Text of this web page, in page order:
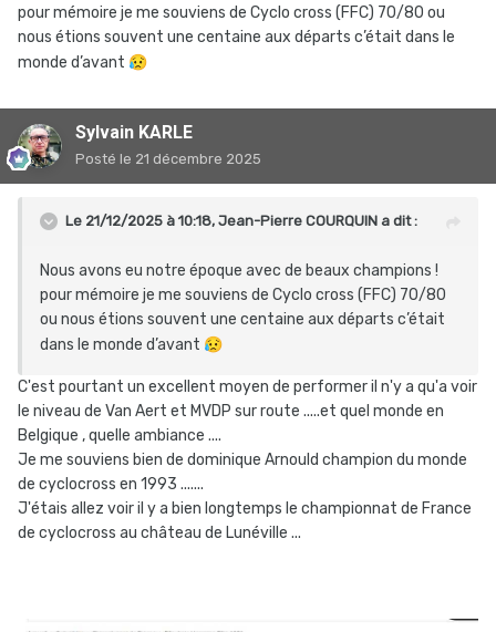
pour mémoire je me souviens de Cyclo cross (FFC) 70/80 ou
nous étions souvent une centaine aux départs c’était dans le
monde d’avant 😥
Sylvain KARLE
Posté le 21 décembre 2025
Le 21/12/2025 à 10:18, Jean-Pierre COURQUIN a dit :
Nous avons eu notre époque avec de beaux champions !
pour mémoire je me souviens de Cyclo cross (FFC) 70/80
ou nous étions souvent une centaine aux départs c’était
dans le monde d’avant 😥
C'est pourtant un excellent moyen de performer il n'y a qu'a voir
le niveau de Van Aert et MVDP sur route .....et quel monde en
Belgique , quelle ambiance ....
Je me souviens bien de dominique Arnould champion du monde
de cyclocross en 1993 .......
J'étais allez voir il y a bien longtemps le championnat de France
de cyclocross au château de Lunéville ...